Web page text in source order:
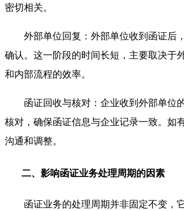
密切相关。
外部单位回复：外部单位收到函证后
确认。这一阶段的时间长短，主要取决于
和内部流程的效率。
函证回收与核对：企业收到外部单位
核对，确保函证信息与企业记录一致。如
沟通和调整。
二、影响函证业务处理周期的因素
函证业务的处理周期并非固定不变，